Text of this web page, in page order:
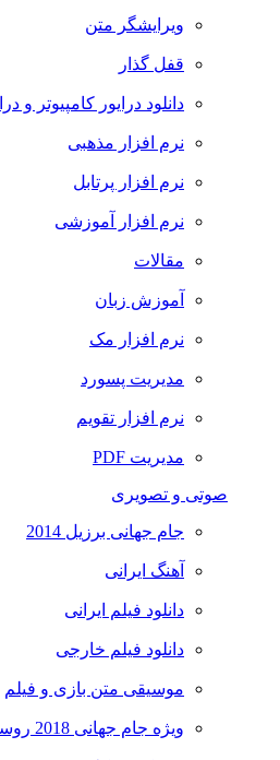
ویرایشگر متن
قفل گذار
دانلود درایور کامپیوتر و درایور
نرم افزار مذهبی
نرم افزار پرتابل
نرم افزار آموزشی
مقالات
آموزش زبان
نرم افزار مک
مدیریت پسورد
نرم افزار تقویم
مدیریت PDF
صوتی و تصویری
جام جهانی برزیل 2014
آهنگ ایرانی
دانلود فیلم ایرانی
دانلود فیلم خارجی
موسیقی متن بازی و فیلم
ویژه جام جهانی 2018 روسیه